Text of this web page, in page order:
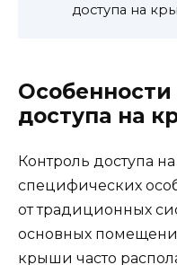
доступа на
Особенности
доступа на
Контроль доступа
специфических
от традиционных
основных
крыши часто